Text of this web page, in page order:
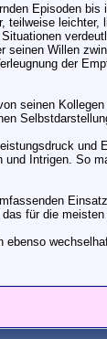
Episoden
teilweise
seinen Willen
der
seinen
Intrigen. So
für die